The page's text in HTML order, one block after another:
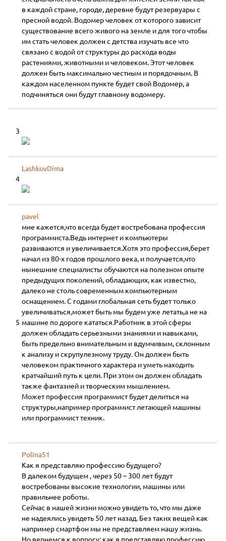
в каждой стране, городе, деревне будут резервуары с
пресной водой. Водомер человек от которого зависит
существование всего живого на земле и для того чтобы
им стать человек должен с детства изучать все что
связано с водой от структуры до расхода воды
растениями, животными и человеком. Этот человек
должен быть максимально честным и порядочным. В
каждом населенном пункте будет свой Водомер, а
подчиняться они будут главному водомеру.
3
4
LashkovDima
5
pavel
мне кажется,что всегда будет востребована профессия
программиста.Ведь интернет и компьютеры
развиваются и увеличивается.Хотя это профессия,берет
начал из 80-х годов прошлого века, и получается,что
нынешние специалисты обучаются на полезном опыте
предыдущих поколений, обладающих, как известно,
далеко не столь современным компьютерным
оснащением. С годами глобальная сеть будет только
увеличиваться,может быть мы будем уже летать,а не на
машине по дороге кататься.Работник в этой сферы
должен обладать серьезными знаниями и навыками,
быть предельно внимательным и вдумчивым, склонным
к анализу и скрупулезному труду. Он должен быть
человеком практичного характера и уметь находить
кратчайший путь к цели. При этом он должен обладать
также фантазией и творческим мышлением.
Может профессия программист будет делиться на
структуры,например программист летающей машины
или программист техник.
Polina51
Как я представляю профессию будущего?
В далеком будущем , через 50 – 300 лет будут
востребованы высокие технологии, машины или
правильнее роботы.
Сейчас в нашей жизни можно увидеть то, что мы даже
не надеялись увидеть 50 лет назад. Без таких вещей как
например смартфон мы не представляем нашу жизнь.